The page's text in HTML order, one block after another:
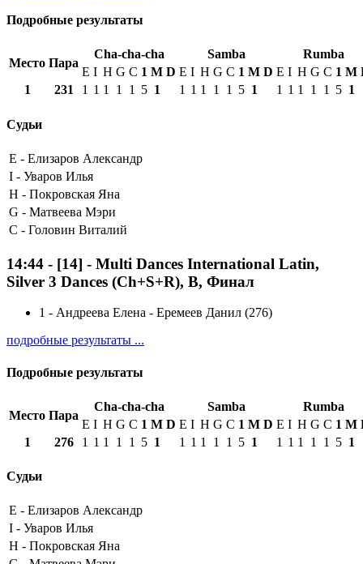
Подробные результаты
Место Пара
Cha-cha-cha Samba
Rumba
E I H G C 1 М D E I H G C 1 М D E I H G C 1 М
1
231 1 1 1 1 1 5 1 1 1 1 1 1 5 1 1 1 1 1 1 5 1
Судьи
E - Елизаров Александр
I - Уваров Илья
H - Покровская Яна
G - Матвеева Мэри
C - Головин Виталий
14:44 - [14] - Multi Dances International Latin,
Silver 3 Dances (Ch+S+R), B, Финал
1 - Андреева Елена - Еремеев Данил (276)
подробные результаты ...
Подробные результаты
Место Пара
Cha-cha-cha Samba
Rumba
E I H G C 1 М D E I H G C 1 М D E I H G C 1 М
1
276 1 1 1 1 1 5 1 1 1 1 1 1 5 1 1 1 1 1 1 5 1
Судьи
E - Елизаров Александр
I - Уваров Илья
H - Покровская Яна